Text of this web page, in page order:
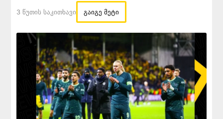
3 Წუთის Საკითხავი გაიგე მეტი